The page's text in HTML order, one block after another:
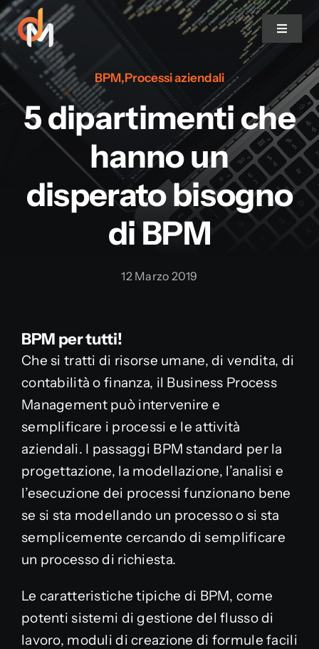
Salta
al
contenuto
Toggle
DocsMarshal
Features
Progetti di successo
Partnership
Media
Blog
BPM,Processi aziendali
5 dipartimenti che
hanno un
disperato bisogno
di BPM
12 Marzo 2019
BPM per tutti!
Che si tratti di risorse umane, di vendita, di
contabilità o finanza, il Business Process
Management può intervenire e
semplificare i processi e le attività
aziendali. I passaggi BPM standard per la
progettazione, la modellazione, l’analisi e
l’esecuzione dei processi funzionano bene
se si sta modellando un processo o si sta
semplicemente cercando di semplificare
un processo di richiesta.
Le caratteristiche tipiche di BPM, come
potenti sistemi di gestione del flusso di
lavoro, moduli di creazione di formule facili